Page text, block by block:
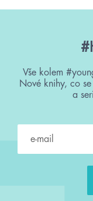
Vše kolem
Nové knihy, co
a